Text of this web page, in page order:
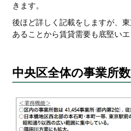
きます。
後ほど詳しく記載をしますが、
あることから賃貸需要も底堅いエ
中央区全体の事業所